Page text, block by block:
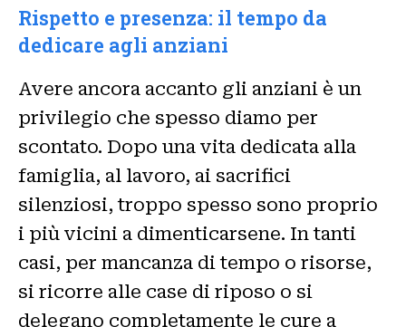
Rispetto e presenza: il tempo da
dedicare agli anziani
Avere ancora accanto gli anziani è un
privilegio che spesso diamo per
scontato. Dopo una vita dedicata alla
famiglia, al lavoro, ai sacrifici
silenziosi, troppo spesso sono proprio
i più vicini a dimenticarsene. In tanti
casi, per mancanza di tempo o risorse,
si ricorre alle case di riposo o si
delegano completamente le cure a